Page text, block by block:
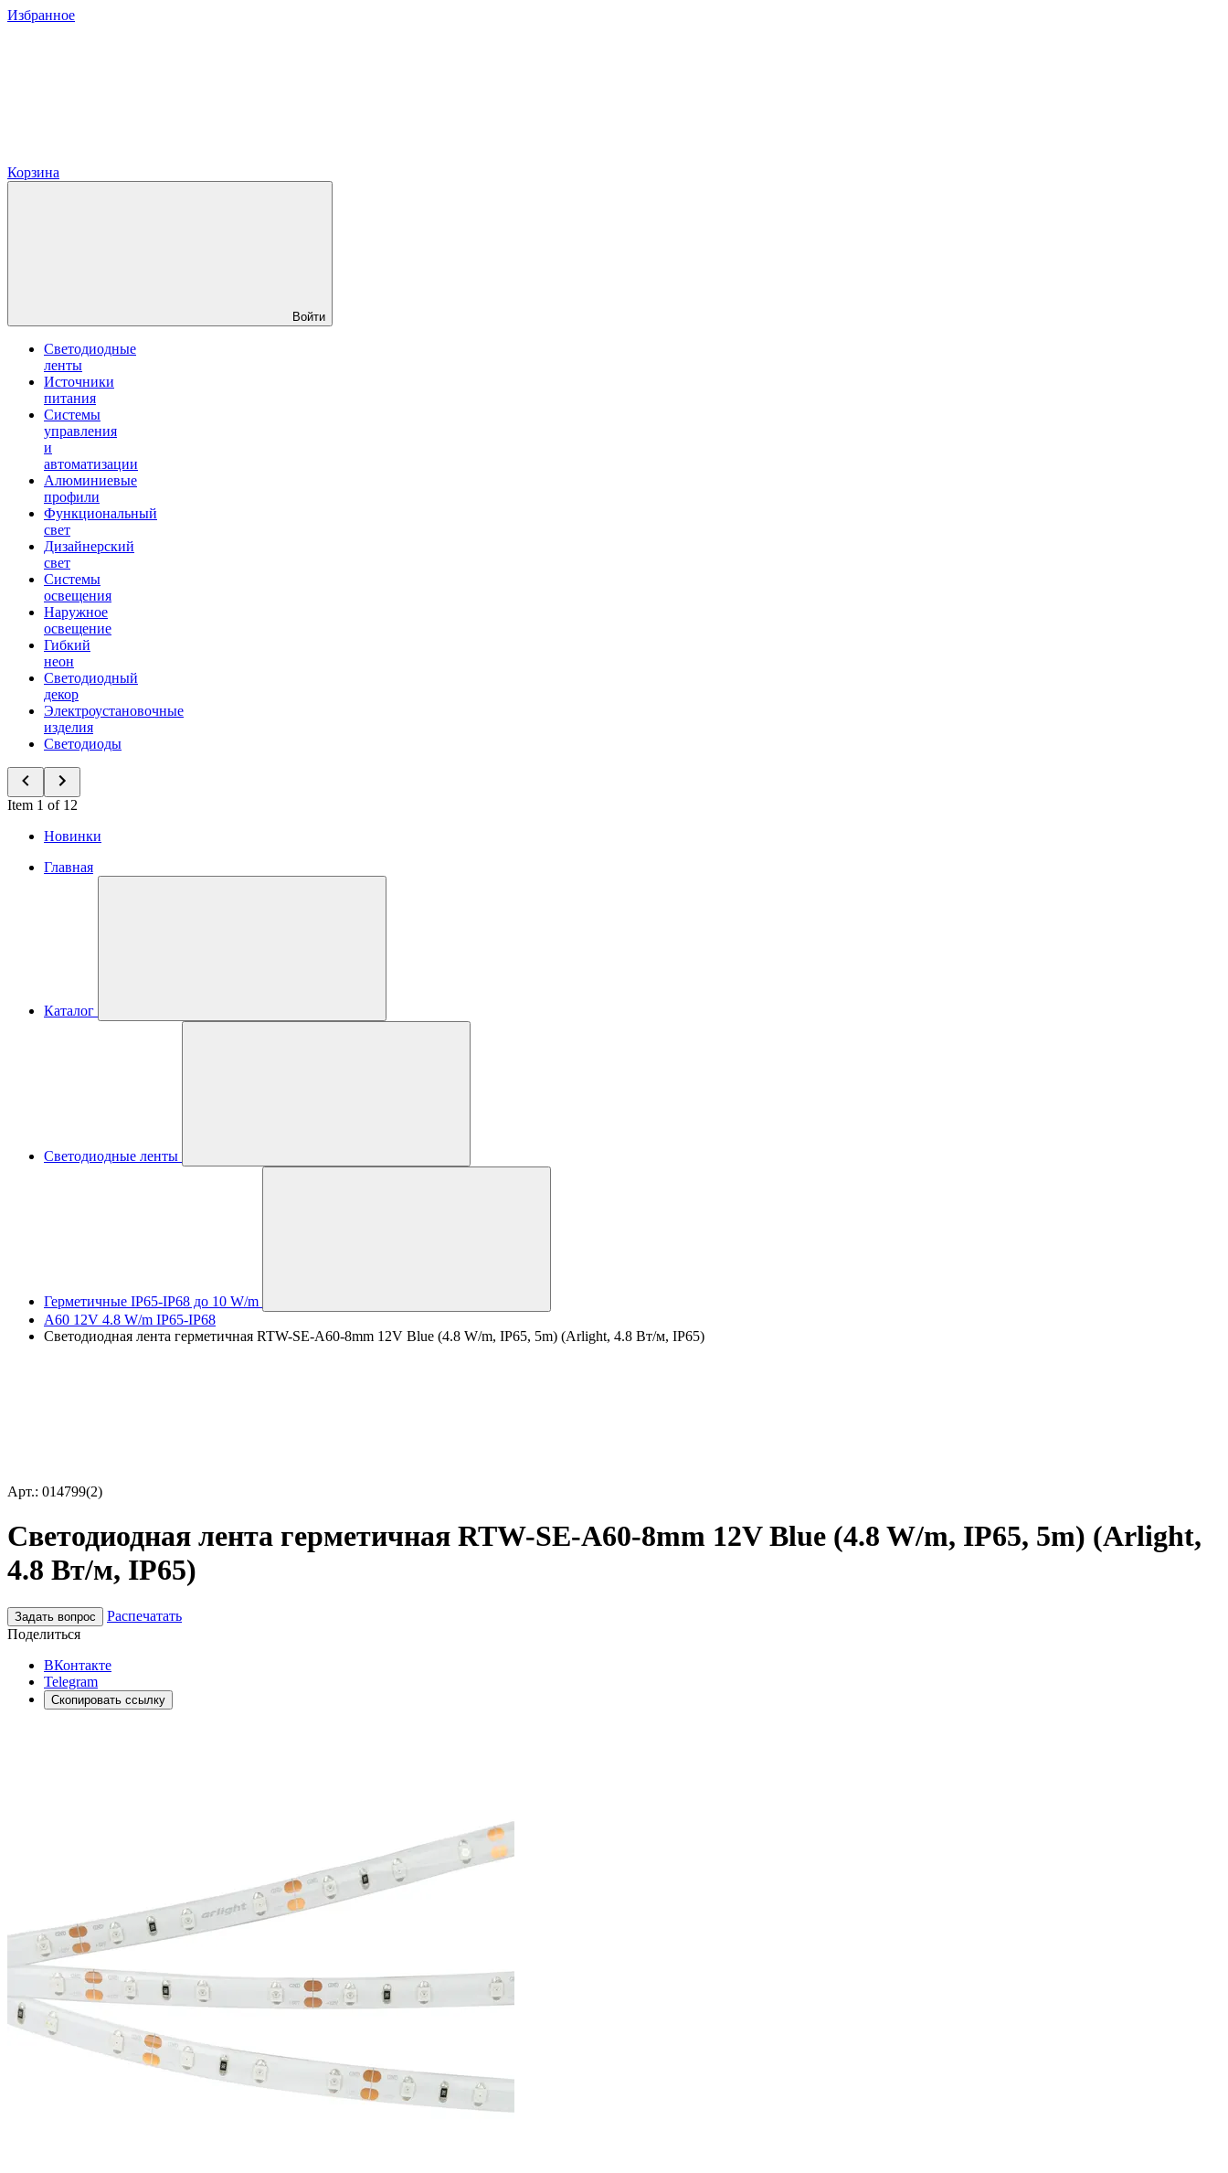
Избранное
Корзина
Войти
Светодиодные
ленты
Источники
питания
Системы
управления
и
автоматизации
Алюминиевые
профили
Функциональный
свет
Дизайнерский
свет
Системы
освещения
Наружное
освещение
Гибкий
неон
Светодиодный
декор
Электроустановочные
изделия
Светодиоды
Item 1 of 12
Новинки
Главная
Каталог
Светодиодные ленты
Герметичные IP65-IP68 до 10 W/m
A60 12V 4.8 W/m IP65-IP68
Светодиодная лента герметичная RTW-SE-A60-8mm 12V Blue (4.8 W/m, IP65, 5m) (Arlight, 4.8 Вт/м, IP65)
Арт.: 014799(2)
Светодиодная лента герметичная RTW-SE-A60-8mm 12V Blue (4.8 W/m, IP65, 5m) (Arlight,
4.8 Вт/м, IP65)
Задать вопрос
Распечатать
Поделиться
ВКонтакте
Telegram
Скопировать ссылку